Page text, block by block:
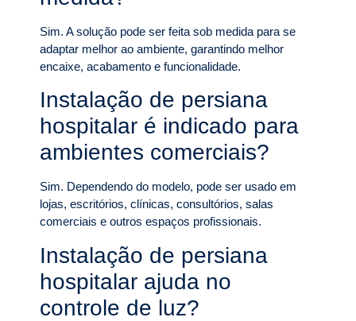
Sim. A solução pode ser feita sob medida para se
adaptar melhor ao ambiente, garantindo melhor
encaixe, acabamento e funcionalidade.
Instalação de persiana
hospitalar é indicado para
ambientes comerciais?
Sim. Dependendo do modelo, pode ser usado em
lojas, escritórios, clínicas, consultórios, salas
comerciais e outros espaços profissionais.
Instalação de persiana
hospitalar ajuda no
controle de luz?